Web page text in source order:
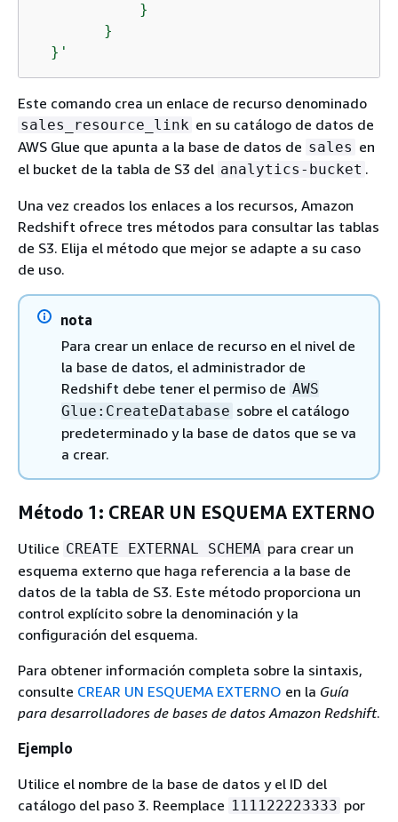
            }
        }
  }'
Este comando crea un enlace de recurso denominado
sales_resource_link en su catálogo de datos de
AWS Glue que apunta a la base de datos de sales en
el bucket de la tabla de S3 del analytics-bucket .
Una vez creados los enlaces a los recursos, Amazon
Redshift ofrece tres métodos para consultar las tablas
de S3. Elija el método que mejor se adapte a su caso
de uso.
nota
Para crear un enlace de recurso en el nivel de
la base de datos, el administrador de
Redshift debe tener el permiso de AWS
Glue:CreateDatabase sobre el catálogo
predeterminado y la base de datos que se va
a crear.
Método 1: CREAR UN ESQUEMA EXTERNO
Utilice CREATE EXTERNAL SCHEMA para crear un
esquema externo que haga referencia a la base de
datos de la tabla de S3. Este método proporciona un
control explícito sobre la denominación y la
configuración del esquema.
Para obtener información completa sobre la sintaxis,
consulte CREAR UN ESQUEMA EXTERNO en la Guía
para desarrolladores de bases de datos Amazon Redshift.
Ejemplo
Utilice el nombre de la base de datos y el ID del
catálogo del paso 3. Reemplace 111122223333 por